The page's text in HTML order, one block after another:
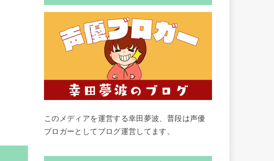
このメディアを運営する幸田夢波、普段は声優
ブロガーとしてブログ運営してます。